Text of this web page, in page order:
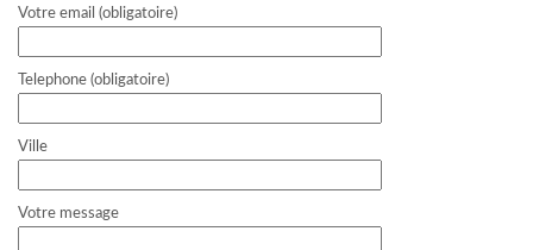
Votre email (obligatoire)
Telephone (obligatoire)
Ville
Votre message